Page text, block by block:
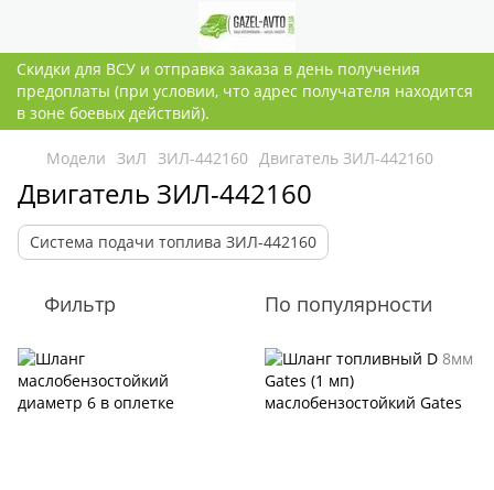
Скидки для ВСУ и отправка заказа в день получения
предоплаты (при условии, что адрес получателя находится
в зоне боевых действий).
Модели ЗиЛ ЗИЛ-442160 Двигатель ЗИЛ-442160
Двигатель ЗИЛ-442160
Система подачи топлива ЗИЛ-442160
Фильтр По популярности